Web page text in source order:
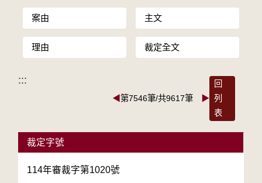
案由 主文
理由 裁定全文
:::
◀第7546筆/共9617筆 ▶
回
列
表
裁定字號
114年審裁字第1020號